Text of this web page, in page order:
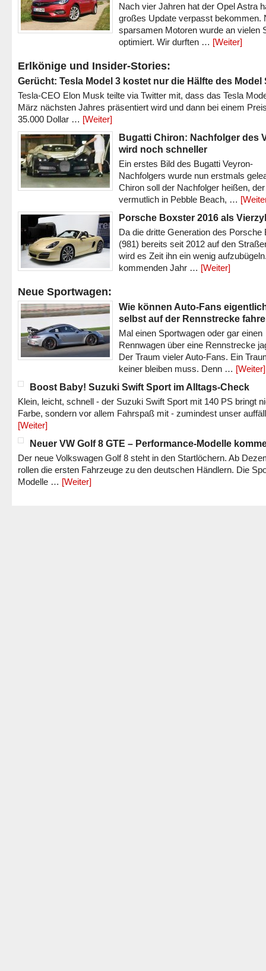
Nach vier Jahren hat der Opel Astra
großes Update verpasst bekommen.
sparsamen Motoren wurde an vielen
optimiert. Wir durften … [Weiter]
Erlkönige und Insider-Stories:
Gerücht: Tesla Model 3 kostet nur die Hälfte des Model
Tesla-CEO Elon Musk teilte via Twitter mit, dass das Tesla
März nächsten Jahres präsentiert wird und dann bei einem
35.000 Dollar … [Weiter]
Bugatti Chiron: Nachfolger des
wird noch schneller
Ein erstes Bild des Bugatti Veyron-
Nachfolgers wurde nun erstmals
Chiron soll der Nachfolger heißen, der
vermutlich in Pebble Beach, …
Porsche Boxster 2016 als
Da die dritte Generation des Porsche
(981) bereits seit 2012 auf den
wird es Zeit ihn ein wenig
kommenden Jahr … [Weiter]
Neue Sportwagen:
Wie können Auto-Fans
selbst auf der Rennstrecke
Mal einen Sportwagen oder gar einen
Rennwagen über eine Rennstrecke
Der Traum vieler Auto-Fans. Ein
keiner bleiben muss. Denn … [Weiter]
Boost Baby! Suzuki Swift Sport im Alltags-Check
Klein, leicht, schnell - der Suzuki Swift Sport mit 140 PS bringt
Farbe, sondern vor allem Fahrspaß mit - zumindest unser
[Weiter]
Neuer VW Golf 8 GTE – Performance-Modelle
Der neue Volkswagen Golf 8 steht in den Startlöchern. Ab
rollen die ersten Fahrzeuge zu den deutschen Händlern. Die
Modelle … [Weiter]